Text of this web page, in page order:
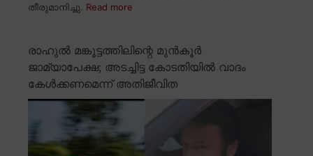
തീരുമാനിച്ചു. Read more
രാഹുൽ മങ്കൂട്ടത്തിലിന്റെ മുൻകൂർ
ജാമ്യാപേക്ഷ; അടച്ചിട്ട കോടതിയിൽ വാദം
കേൾക്കണമെന്ന് അതിജീവിത